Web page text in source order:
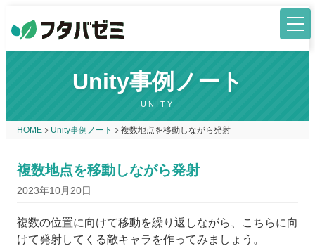
Unity事例ノート
UNITY
HOME Unity事例ノート 複数地点を移動しながら発射
複数地点を移動しながら発射
2023年10月20日
複数の位置に向けて移動を繰り返しながら、こちらに向
けて発射してくる敵キャラを作ってみましょう。